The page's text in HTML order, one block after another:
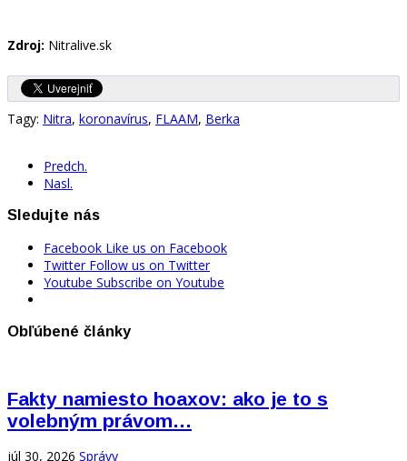
Zdroj: Nitralive.sk
Tagy: Nitra, koronavírus, FLAAM, Berka
Predch.
Nasl.
Sledujte nás
Facebook Like us on Facebook
Twitter Follow us on Twitter
Youtube Subscribe on Youtube
Obľúbené články
Fakty namiesto hoaxov: ako je to s
volebným právom…
júl 30, 2026 Správy